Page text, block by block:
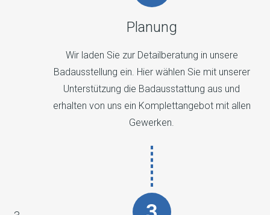
Planung
Wir laden Sie zur Detailberatung in unsere
Badausstellung ein. Hier wählen Sie mit unserer
Unterstützung die Badausstattung aus und
erhalten von uns ein Komplettangebot mit allen
Gewerken.